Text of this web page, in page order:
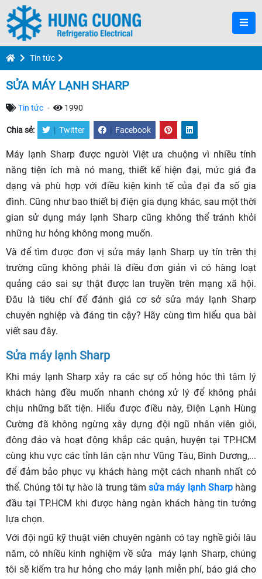
Tin tức
SỬA MÁY LẠNH SHARP
Tin tức - 1990
Chia sẻ: | Twitter | Facebook
Máy lạnh Sharp được người Việt ưa chuộng vì nhiều tính
năng tiện ích mà nó mang, thiết kế hiện đại, mức giá đa
dạng và phù hợp với điều kiện kinh tế của đại đa số gia
đình. Cũng như bao thiết bị điện gia dụng khác, sau một thời
gian sử dụng máy lạnh Sharp cũng không thể tránh khỏi
những hư hỏng không mong muốn.
Và để tìm được đơn vị sửa máy lạnh Sharp uy tín trên thị
trường cũng không phải là điều đơn giản vì có hàng loạt
quảng cáo sai sự thật được lan truyền trên mạng xã hội.
Đâu là tiêu chí để đánh giá cơ sở sửa máy lạnh Sharp
chuyên nghiệp và đáng tin cậy? Hãy cùng tìm hiểu qua bài
viết sau đây.
Sửa máy lạnh Sharp
Khi máy lạnh Sharp xảy ra các sự cố hỏng hóc thì tâm lý
khách hàng đều muốn nhanh chóng xử lý để không phải
chịu những bất tiện. Hiểu được điều này, Điện Lạnh Hùng
Cường đã không ngừng xây dựng đội ngũ nhân viên giỏi,
đông đảo và hoạt động khắp các quận, huyện tại TP.HCM
cùng khu vực các tỉnh lân cận như Vũng Tàu, Bình Dương,...
để đảm bảo phục vụ khách hàng một cách nhanh nhất có
thể. Chúng tôi tự hào là trung tâm sửa máy lạnh Sharphàng
đầu tại TP.HCM khi được hàng ngàn khách hàng tin tưởng
lựa chọn.
Với đội ngũ kỹ thuật viên chuyên ngành có tay nghề giỏi lâu
năm, có nhiều kinh nghiệm về sửa máy lạnh Sharp, chúng
tôi sẽ kiểm tra hư hỏng cho máy lạnh miễn phí, báo giá cho